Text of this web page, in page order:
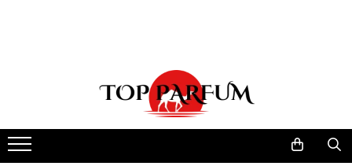
Pachete FEMEI
Pachete BARBATI